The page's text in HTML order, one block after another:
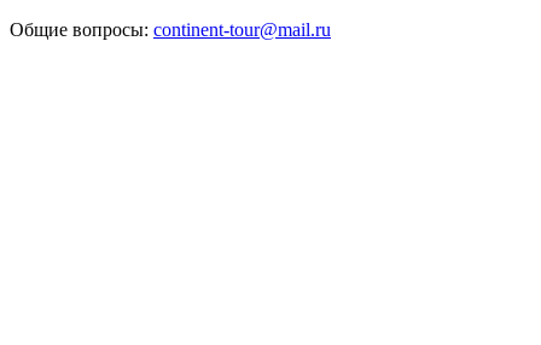
Общие вопросы: continent-tour@mail.ru